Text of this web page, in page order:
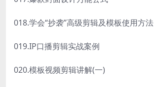
018.学会“抄袭”高级剪辑及模板使用方法
019.IP口播剪辑实战案例
020.模板视频剪辑讲解(一)